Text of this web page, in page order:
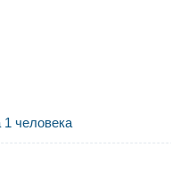
человека